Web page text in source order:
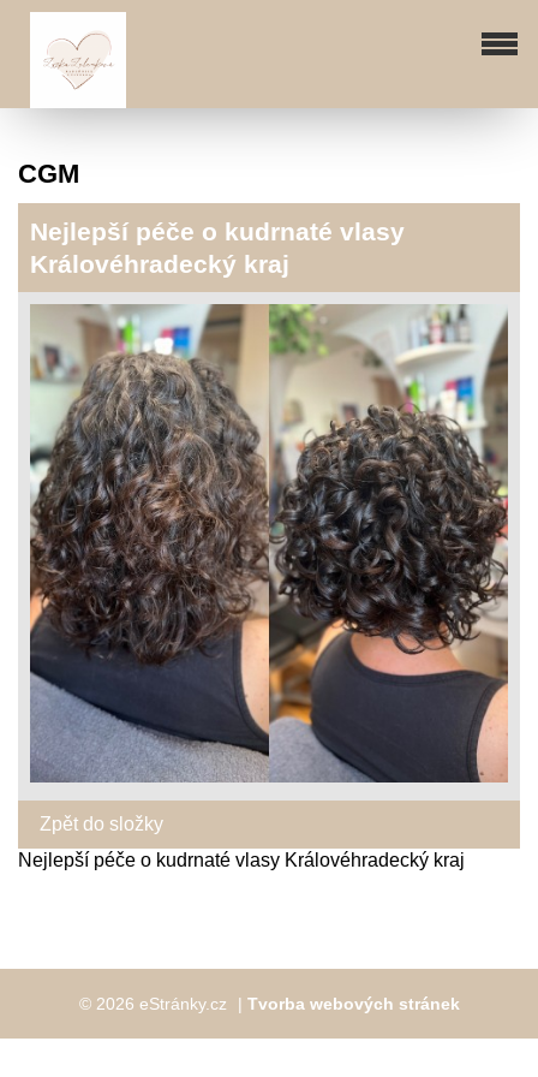
CGM
Nejlepší péče o kudrnaté vlasy
Královéhradecký kraj
Zpět do složky
Nejlepší péče o kudrnaté vlasy Královéhradecký kraj
© 2026 eStránky.cz | Tvorba webových stránek